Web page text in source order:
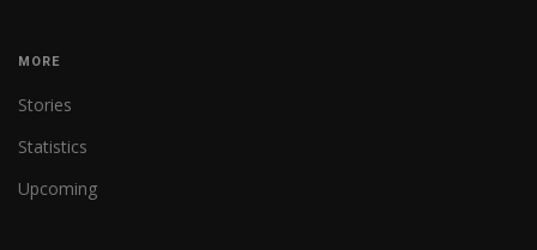
MORE
Stories
Statistics
Upcoming